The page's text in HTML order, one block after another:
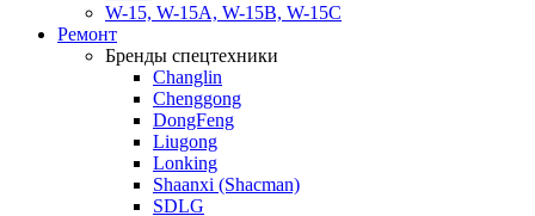
W-15, W-15A, W-15B, W-15C
Ремонт
Бренды спецтехники
Changlin
Chenggong
DongFeng
Liugong
Lonking
Shaanxi (Shacman)
SDLG